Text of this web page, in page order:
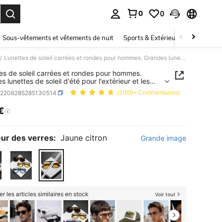
0 0
Sous-vêtements et vêtements de nuit Sports & Extérieur Enfants
/ Lunettes de soleil carrées et rondes pour hommes. Grandes lunettes de soleil d'été pour l'extérieur et les voyages décontractés, l'école, la plage. Accessoires de lunettes de soleil pour l'été, les vacances à la plage, l'extérieur, les voyages
de soleil carrées et rondes pour hommes.
lunettes de soleil d'été pour l'extérieur et les
décontractés, l'école, la plage. Accessoires de
de soleil pour l'été, les vacances à la plage,
les voyages
(1000+ Commentaires)
AND AVAILABILITY
des verres: Jaune citron Grande image
les articles similaires en stock Voir tout